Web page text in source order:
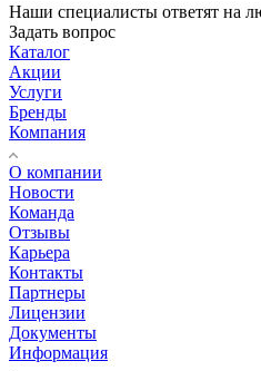
Наши специалисты ответят на
Задать вопрос
Каталог
Акции
Услуги
Бренды
Компания
О компании
Новости
Команда
Отзывы
Карьера
Контакты
Партнеры
Лицензии
Документы
Информация